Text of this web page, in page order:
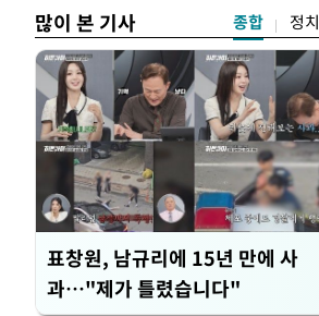
많이 본 기사 종합 정치
표창원, 남규리에 15년 만에 사
과…"제가 틀렸습니다"